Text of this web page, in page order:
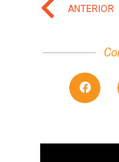
ANTERIOR